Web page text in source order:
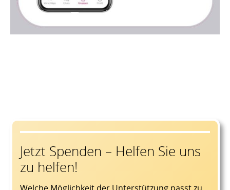
Jetzt Spenden – Helfen Sie uns
zu helfen!